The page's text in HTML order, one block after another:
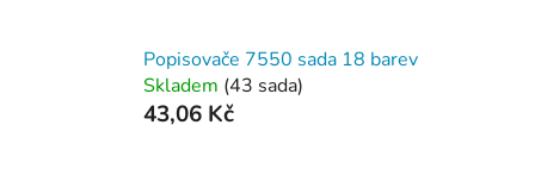
Popisovače 7550 sada 18 barev
Skladem (43 sada)
43,06 Kč